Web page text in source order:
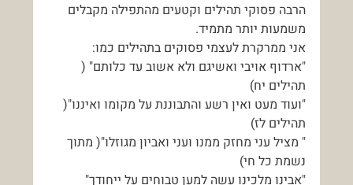
הרבה פסוקי תהילים וקטעים מהתפילה מקבלים
משמעות יותר מתמיד.
אני ממרקרת לעצמי פסוקים בתהילים כמו:
"ארדוף אויבי ואשיגם ולא אשוב עד כלותם" (
תהילים יח)
"ועוד מעט ואין רשע והתבוננת על מקומו ואיננו"(
תהילים לז)
" מציל עני מחזק ממנו ועני ואביון מגוזלו"( מתוך
נשמת כל חי)
"אבינו מלכינו עשה למען טבוחים על ייחודך"